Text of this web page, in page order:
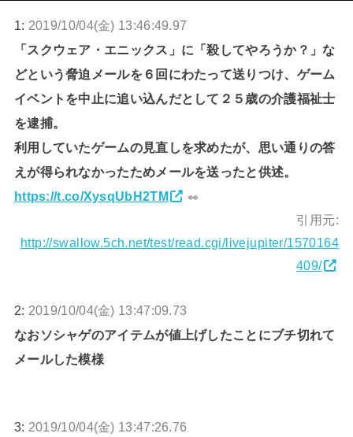
1: 2019/10/04(金) 13:46:49.97
「スクウェア・エニックス」に「殺してやろうか？」な
どという脅迫メールを６回にわたって送りつけ、ゲーム
イベントを中止に追い込んだとして２５歳の介護福祉士
を逮捕。
利用していたゲームの見直しを求めたが、思い通りの答
えが得られなかったためメールを送ったと供述。
https://t.co/XysqUbH2TM
👀
引用元:
http://swallow.5ch.net/test/read.cgi/livejupiter/1570164
409/
2: 2019/10/04(金) 13:47:09.73
なおソシャゲのアイテムが値上げしたことにブチ切れて
メールした模様
3: 2019/10/04(金) 13:47:26.76